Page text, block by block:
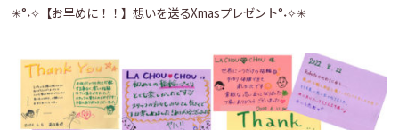
✳°˖✧【お早めに！！】想いを送るXmasプレゼント°˖✧✳